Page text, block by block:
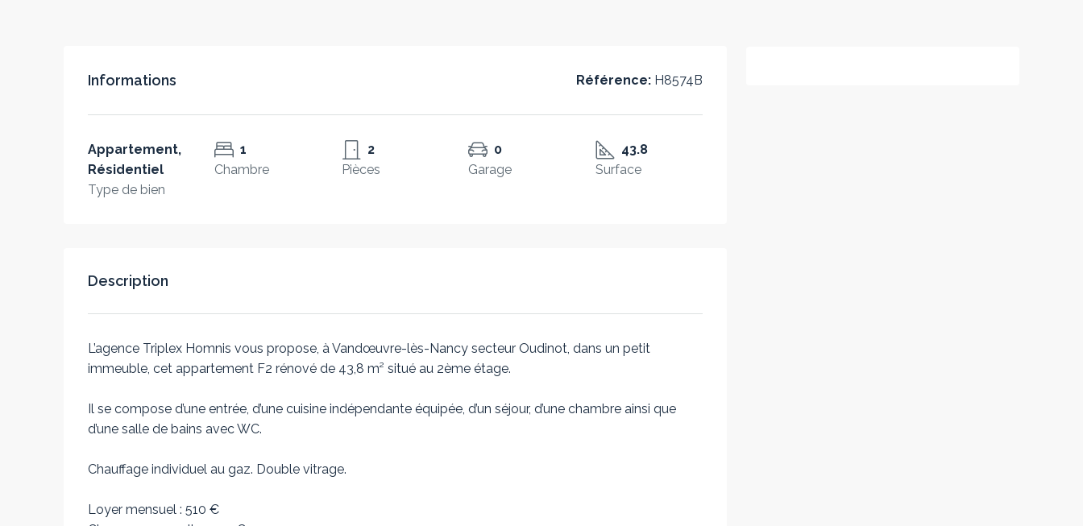
Informations Référence: H8574B
Appartement,
Résidentiel
Type de bien
1
Chambre
2
Pièces
0
Garage
43.8
Surface
Description
L’agence Triplex Homnis vous propose, à Vandœuvre-lès-Nancy secteur Oudinot, dans un petit
immeuble, cet appartement F2 rénové de 43,8 m² situé au 2ème étage.
Il se compose d’une entrée, d’une cuisine indépendante équipée, d’un séjour, d’une chambre ainsi que
d’une salle de bains avec WC.
Chauffage individuel au gaz. Double vitrage.
Loyer mensuel : 510 €